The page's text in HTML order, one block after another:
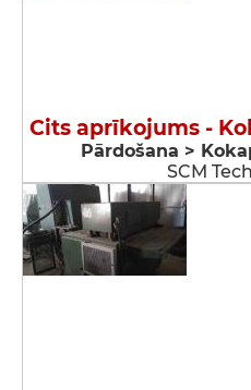
Cits aprīkojums -
Pārdošana >
SCM